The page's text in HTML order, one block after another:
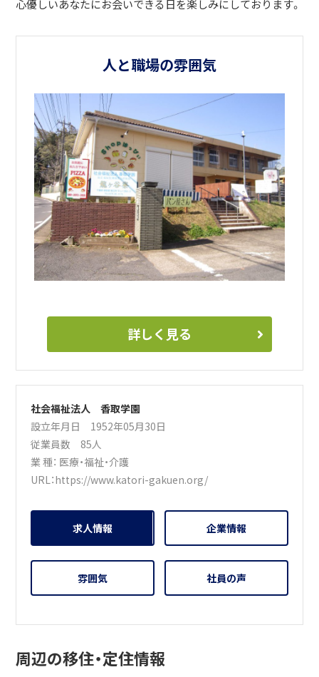
心優しいあなたにお会いできる日を楽しみにしております。
人と職場の雰囲気
詳しく見る
社会福祉法人 香取学園
設立年月日 1952年05月30日
従業員数 85人
業 種： 医療・福祉・介護
URL：https://www.katori-gakuen.org/
求人情報 企業情報
雰囲気 社員の声
周辺の移住・定住情報